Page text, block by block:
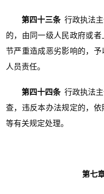
第四十三条 行政执法
的，由同一级人民政府或
节严重造成恶劣影响的，
人员责任。
第四十四条 行政执法
查，违反本办法规定的，依
等有关规定处理。
第七